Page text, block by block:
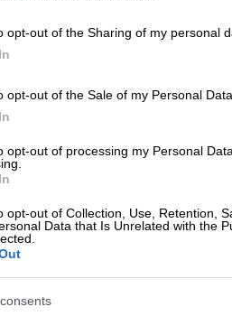
opt-out of the Sharing of my personal
opt-out of the Sale of my Personal Data.
opt-out of processing my Personal
opt-out of Collection, Use, Retention,
Data that Is Unrelated with the